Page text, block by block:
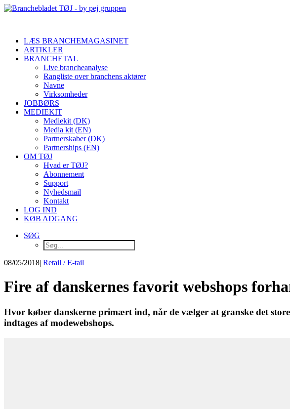
LÆS BRANCHEMAGASINET
ARTIKLER
BRANCHETAL
Live brancheanalyse
Rangliste over branchens aktører
Navne
Virksomheder
JOBBØRS
MEDIEKIT
Mediekit (DK)
Media kit (EN)
Partnerskaber (DK)
Partnerships (EN)
OM TØJ
Hvad er TØJ?
Abonnement
Support
Nyhedsmail
Kontakt
LOG IND
KØB ADGANG
SØG
08/05/2018| Retail / E-tail
Fire af danskernes favorit webshops
Hvor køber danskerne primært ind, når de vælger at granske det
indtages af modewebshops.